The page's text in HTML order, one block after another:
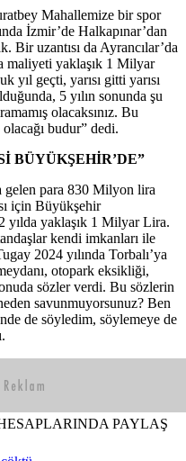
Mahallemize bir spor
İzmir’de Halkapınar’dan
Bir uzantısı da Ayrancılar’da
maliyeti yaklaşık 1 Milyar
yıl geçti, yarısı gitti yarısı
5 yılın sonunda şu
olacaksınız. Bu
budur” dedi.
BÜYÜKŞEHİR’DE”
gelen para 830 Milyon lira
için Büyükşehir
yılda yaklaşık 1 Milyar Lira.
kendi imkanları ile
2024 yılında Torbalı’ya
otopark eksikliği,
sözler verdi. Bu sözlerin
savunmuyorsunuz? Ben
de söyledim, söylemeye de
PAYLAŞ